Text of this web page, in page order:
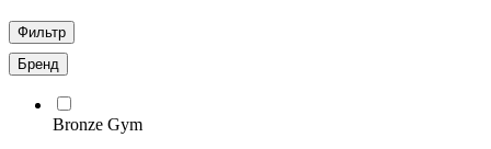
Фильтр
Бренд
Bronze Gym